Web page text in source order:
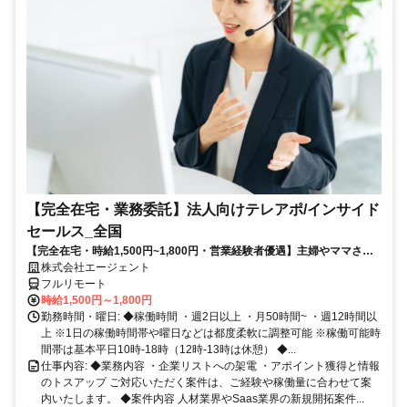
【完全在宅・業務委託】法人向けテレアポ/インサイド
セールス_全国
【完全在宅・時給1,500円~1,800円・営業経験者優遇】主婦やママさん
が活躍中！法人向けのテレアポ／インサイドセールス◆週2日～・出社
ゼロ◎お休み調整OK！家庭と両立しながら続けられる♪
株式会社エージェント
フルリモート
時給1,500円～1,800円
勤務時間・曜日: ◆稼働時間 ・週2日以上 ・月50時間~ ・週12時間以
上 ※1日の稼働時間帯や曜日などは都度柔軟に調整可能 ※稼働可能時
間帯は基本平日10時-18時（12時-13時は休憩） ◆...
仕事内容: ◆業務内容 ・企業リストへの架電 ・アポイント獲得と情報
のトスアップ ご対応いただく案件は、ご経験や稼働量に合わせて案
内いたします。 ◆案件内容 人材業界やSaas業界の新規開拓案件...